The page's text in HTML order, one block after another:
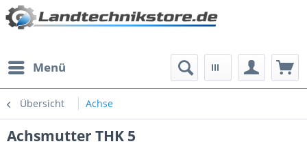
Menü
Übersicht Achse
Achsmutter THK 5